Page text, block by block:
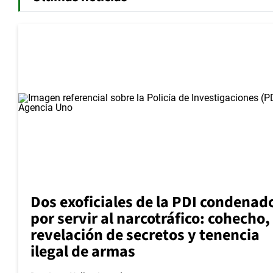
Dos exoficiales de la PDI
por servir al narcotráfico: cohecho,
revelación de secretos y tenencia
ilegal de armas